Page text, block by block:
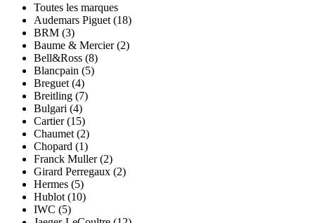
Toutes les marques
Audemars Piguet (18)
BRM (3)
Baume & Mercier (2)
Bell&Ross (8)
Blancpain (5)
Breguet (4)
Breitling (7)
Bulgari (4)
Cartier (15)
Chaumet (2)
Chopard (1)
Franck Muller (2)
Girard Perregaux (2)
Hermes (5)
Hublot (10)
IWC (5)